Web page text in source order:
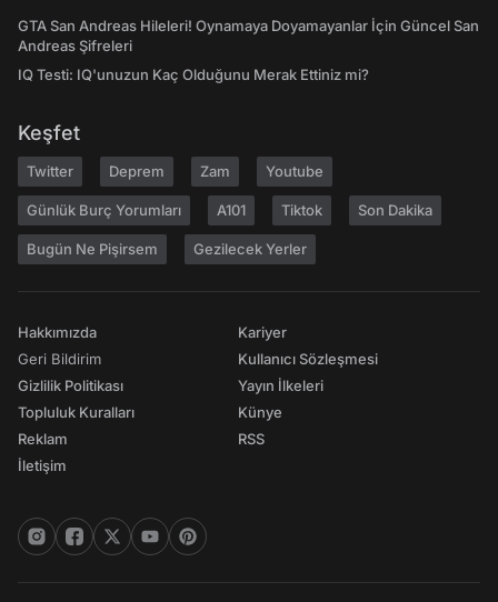
GTA San Andreas Hileleri! Oynamaya Doyamayanlar İçin Güncel San
Andreas Şifreleri
IQ Testi: IQ'unuzun Kaç Olduğunu Merak Ettiniz mi?
Keşfet
Twitter Deprem Zam Youtube
Günlük Burç Yorumları A101 Tiktok Son Dakika
Bugün Ne Pişirsem Gezilecek Yerler
Hakkımızda
Geri Bildirim
Gizlilik Politikası
Topluluk Kuralları
Reklam
İletişim
Kariyer
Kullanıcı Sözleşmesi
Yayın İlkeleri
Künye
RSS